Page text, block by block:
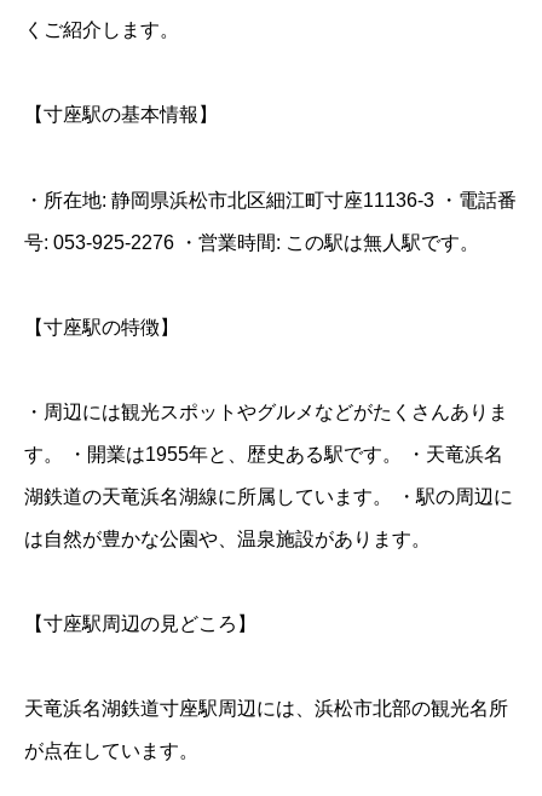
くご紹介します。
【寸座駅の基本情報】
・所在地: 静岡県浜松市北区細江町寸座11136-3 ・電話番
号: 053-925-2276 ・営業時間: この駅は無人駅です。
【寸座駅の特徴】
・周辺には観光スポットやグルメなどがたくさんありま
す。 ・開業は1955年と、歴史ある駅です。 ・天竜浜名
湖鉄道の天竜浜名湖線に所属しています。 ・駅の周辺に
は自然が豊かな公園や、温泉施設があります。
【寸座駅周辺の見どころ】
天竜浜名湖鉄道寸座駅周辺には、浜松市北部の観光名所
が点在しています。